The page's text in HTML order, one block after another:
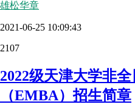
雄松华章
2021-06-25 10:09:43
2107
2022级天津大学非
（EMBA）招生简章